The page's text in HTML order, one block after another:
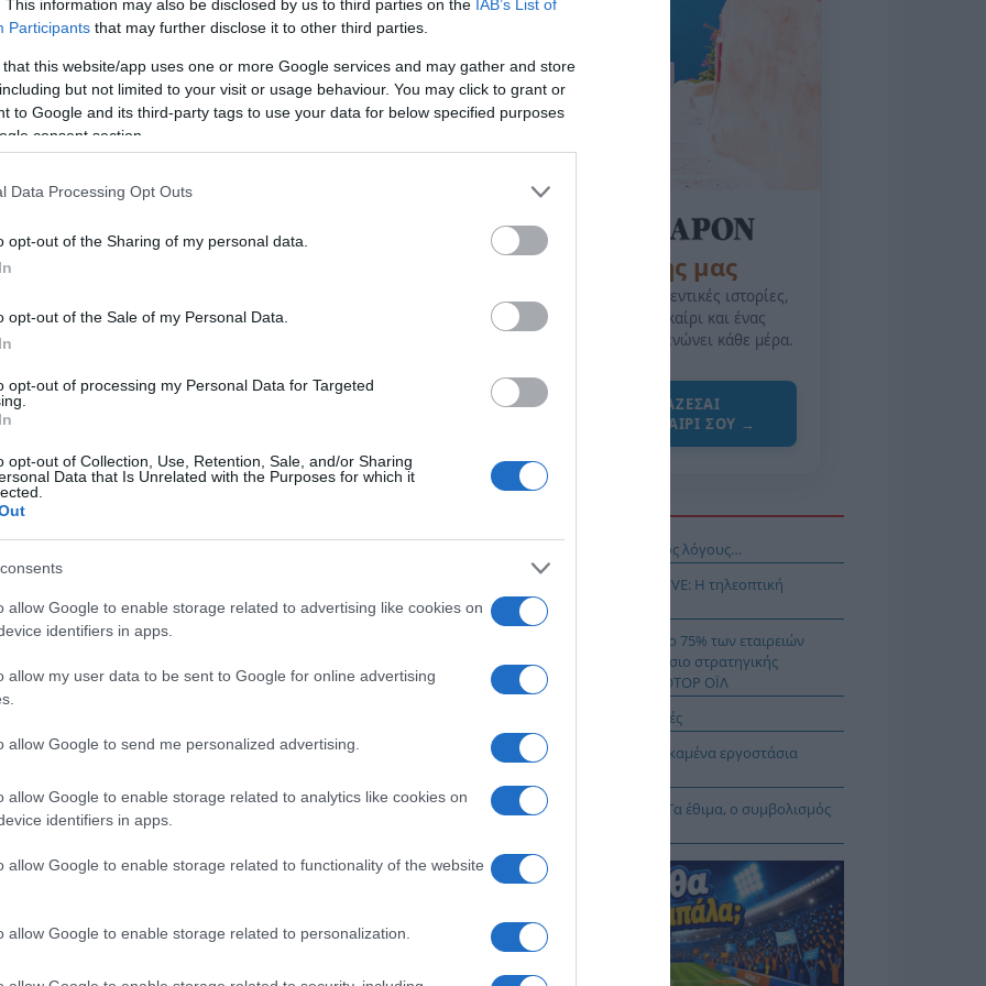
This information may also be disclosed by us to third parties on the IAB’s List of
Participants that may further disclose it to other third parties.
that this website/app uses one or more Google services and may gather and store
but not limited to your visit or usage behaviour. You may click to grant or
to Google and its third-party tags to use your data for below specified purposes
consent section.
Data Processing Opt Outs
opt-out of the Sharing of my personal data.
opt-out of the Sale of my Personal Data.
opt-out of processing my Personal Data for Targeted
opt-out of Collection, Use, Retention, Sale, and/or Sharing
Data that Is Unrelated with the Purposes for which it
allow Google to enable storage related to advertising like cookies on
identifiers in apps.
allow my user data to be sent to Google for online advertising
allow Google to send me personalized advertising.
allow Google to enable storage related to analytics like cookies on
identifiers in apps.
allow Google to enable storage related to functionality of the website
allow Google to enable storage related to personalization.
ΕΔΩ
Κίνδυνος-θάνατος οι σκαλωσιές
Tote bag obsession: Βρήκαμε την τσάντα
που θα «κουβαλήσει» όλο το καλοκαίρι
σου
Summer friendship era: Γιατί οι διακοπές
μας
της Ζωής μας
Οι άνθρωποι, οι αυθεντικές ιστορίες,
το ελληνικό καλοκαίρι και ένας
πολιτισμός που μας ενώνει κάθε μέρα.
ΌΣΑ ΧΡΕΙΆΖΕΣΑΙ
ΓΙΑ ΤΟ ΚΑΛΟΚΑΊΡΙ ΣΟΥ →
Ξύπνησαν, αλλά για τους λάθος λόγους…
Παναθηναϊκός – ΤΣΣΚΑ 1948 LIVE: Η τηλεοπτική
μετάδοση του αγώνα (ΣΚΑΪ)
Ο Όμιλος AKTOR εξαγοράζει το 75% των εταιρειών
ΗΛΕΚΤΩΡ και THALIS στο πλαίσιο στρατηγικής
συνεργασίας με τον Όμιλο ΜΟΤΟΡ ΟΪΛ
Κίνδυνος-θάνατος οι σκαλωσιές
Όλοι βλέπουν τι γίνεται με τα καμένα εργοστάσια
Μεταμόρφωση του Σωτήρος: Τα έθιμα, ο συμβολισμός